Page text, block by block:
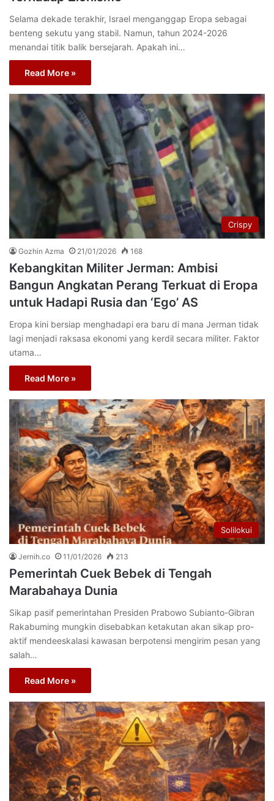
Selama dekade terakhir, Israel menganggap Eropa sebagai
benteng sekutu yang stabil. Namun, tahun 2024-2026
menandai titik balik bersejarah. Apakah ini…
Read More »
Crispy
Gozhin Azma 21/01/2026 168
Kebangkitan Militer Jerman: Ambisi
Bangun Angkatan Perang Terkuat di Eropa
untuk Hadapi Rusia dan ‘Ego’ AS
Eropa kini bersiap menghadapi era baru di mana Jerman tidak
lagi menjadi raksasa ekonomi yang kerdil secara militer. Faktor
utama…
Read More »
Solilokui
Jernih.co 11/01/2026 213
Pemerintah Cuek Bebek di Tengah
Marabahaya Dunia
Sikap pasif pemerintahan Presiden Prabowo Subianto-Gibran
Rakabuming mungkin disebabkan ketakutan akan sikap pro-
aktif mendeeskalasi kawasan berpotensi mengirim pesan yang
salah…
Read More »